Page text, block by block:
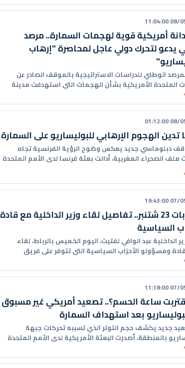
08/05/
أمريكية قوية لهجمات السمارة.. مرصد
يدعو لتحرك دولي عاجل لمحاصرة "إرهاب
الوطني للدراسات الاستراتيجية بالموقف الصادر عن
المتحدة الأمريكية بشأن الهجمات التي استهدفت مدينة
معتبرا أن الإدانة
08/05/
تدين الهجوم الإرهابي للبوليساريو على السمارة
دبلوماسي جديد يعكس وضوح الرؤية الفرنسية تجاه
ملف الصحراء المغربية، أدانت بعثة فرنسا لدى الأمم المتحدة
07/05/
انتخابات 23 شتنبر.. تفاصيل لقاء وزير الداخلية مع قادة
السياسية
الداخلية عبد الوافي لفتيت، اليوم الخميس بالرباط، لقاء
ومسؤولو الأحزاب السياسية التي تتوفر على فريق
07/05/
ساعة الحسم؟.. تصعيد أمريكي غير مسبوق
بعد استهداف السمارة
جديد يكشف حجم التوتر الذي تسببه تحركات جبهة
بالمنطقة، أصدرت البعثة الأمريكية لدى الأمم المتحدة